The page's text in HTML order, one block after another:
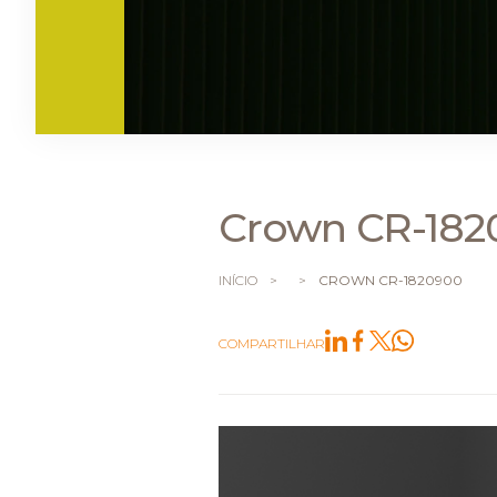
Crown CR-
INÍCIO > > CROWN CR-1820900
COMPARTILHAR